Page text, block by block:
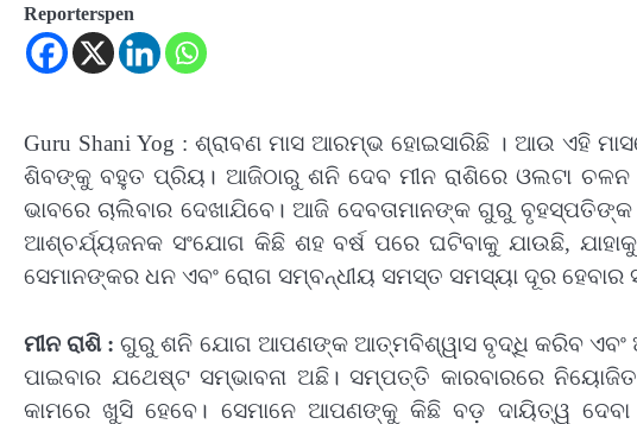
Reporterspen
Guru Shani Yog : ଶ୍ରାବଣ ମାସ ଆରମ୍ଭ ହୋଇସାରିଛି । ଆଉ ଏହି
ଶିବଙ୍କୁ ବହୁତ ପ୍ରିୟ। ଆଜିଠାରୁ ଶନି ଦେବ ମୀନ ରାଶିରେ ଓଲଟା ଚଳନ
ଭାବରେ ଚାଲିବାର ଦେଖାଯିବେ। ଆଜି ଦେବତାମାନଙ୍କ ଗୁରୁ
ଆଶ୍ଚର୍ଯ୍ୟଜନକ ସଂଯୋଗ କିଛି ଶହ ବର୍ଷ ପରେ ଘଟିବାକୁ ଯାଉଛି,
ସେମାନଙ୍କର ଧନ ଏବଂ ରୋଗ ସମ୍ବନ୍ଧୀୟ ସମସ୍ତ ସମସ୍ୟା ଦୂର ହେବାର
ମୀନ ରାଶି : ଗୁରୁ ଶନି ଯୋଗ ଆପଣଙ୍କ ଆତ୍ମବିଶ୍ୱାସ ବୃଦ୍ଧି କରିବ ଏବଂ
ପାଇବାର ଯଥେଷ୍ଟ ସମ୍ଭାବନା ଅଛି। ସମ୍ପତ୍ତି କାରବାରରେ
କାମରେ ଖୁସି ହେବେ। ସେମାନେ ଆପଣଙ୍କୁ କିଛି ବଡ଼ ଦାୟିତ୍ୱ